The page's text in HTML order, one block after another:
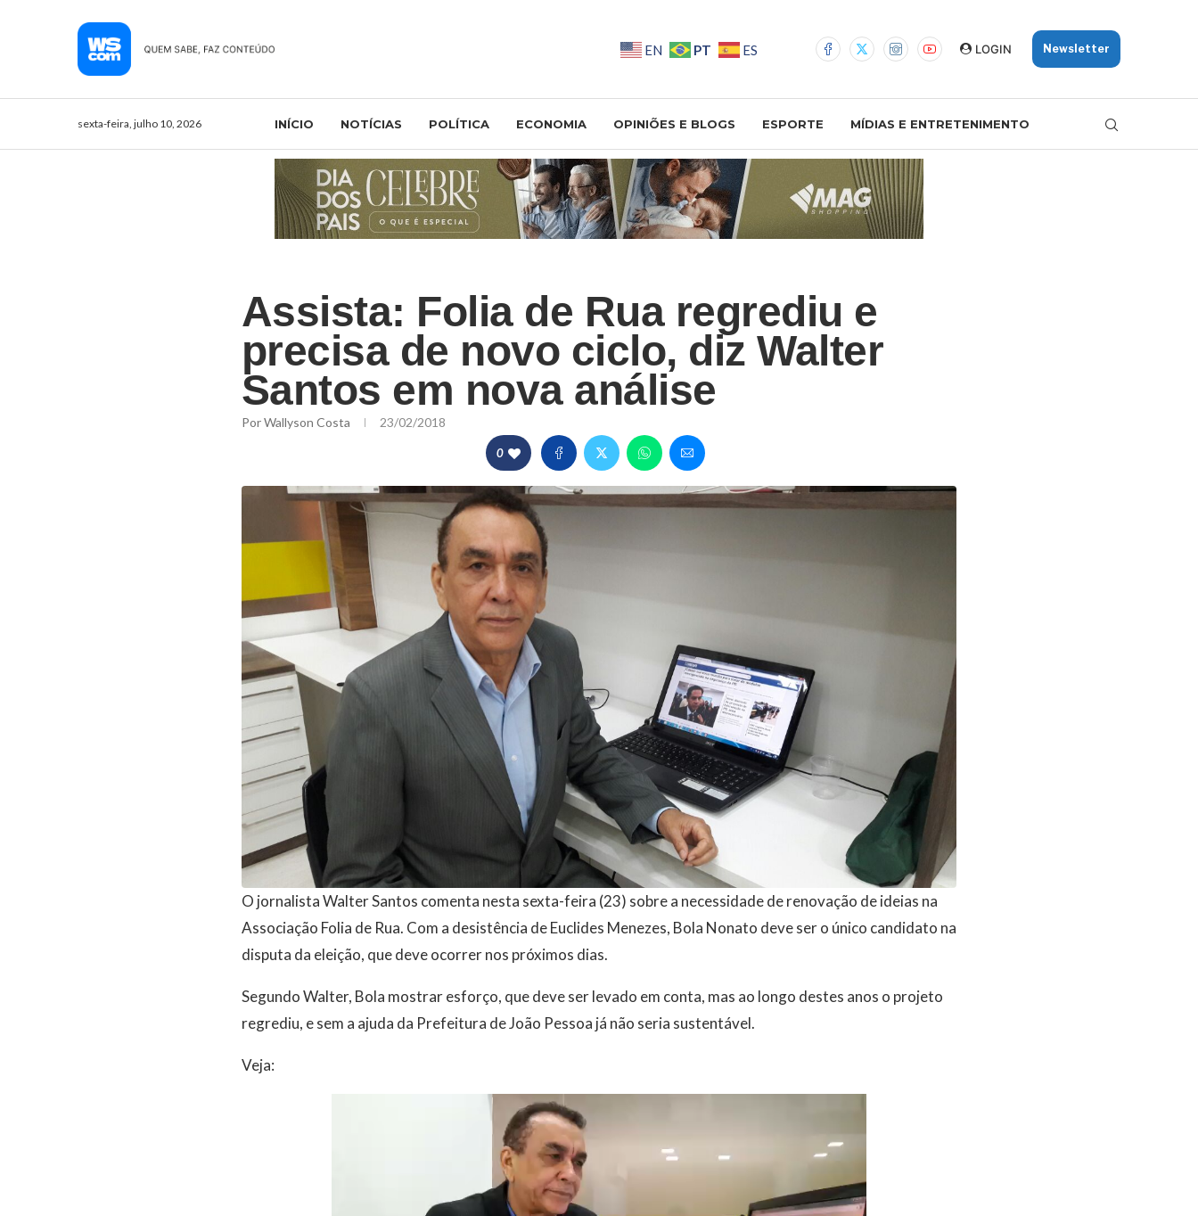
EN PT ES LOGIN Newsletter
sexta-feira, julho 10, 2026 INÍCIO NOTÍCIAS POLÍTICA ECONOMIA OPINIÕES E BLOGS ESPORTE MÍDIAS E ENTRETENIMENTO
Assista: Folia de Rua regrediu e
precisa de novo ciclo, diz Walter
Santos em nova análise
PorWallyson Costa 23/02/2018
0
O jornalista Walter Santos comenta nesta sexta-feira (23) sobre a necessidade de renovação de ideias na
Associação Folia de Rua. Com a desistência de Euclides Menezes, Bola Nonato deve ser o único candidato na
disputa da eleição, que deve ocorrer nos próximos dias.
Segundo Walter, Bola mostrar esforço, que deve ser levado em conta, mas ao longo destes anos o projeto
regrediu, e sem a ajuda da Prefeitura de João Pessoa já não seria sustentável.
Veja: